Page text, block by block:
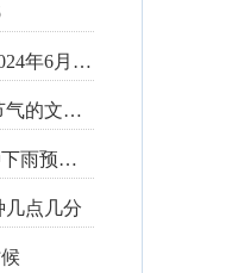
2024年6月5日是什么节气 2024年6月5日是芒种节气
芒种体现的人生寓意 芒种节气的文化寓意
芒种下雨有什么说法，芒种下雨预示着什么
几点几分